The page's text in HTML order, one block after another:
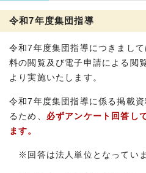
令和7年度集団指導
令和7年度集団指導につきまし
料の閲覧及び電子申請による閲
より実施いたします。
令和7年度集団指導に係る掲載
るため、 必ずアンケート回答し
ます。
※回答は法人単位となっていま